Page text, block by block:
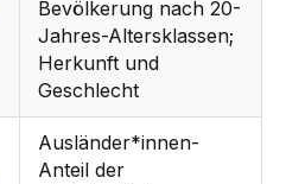
Bevölkerung nach 20-
Jahres-Altersklassen;
Herkunft und
Geschlecht
Ausländer*innen-
Anteil der